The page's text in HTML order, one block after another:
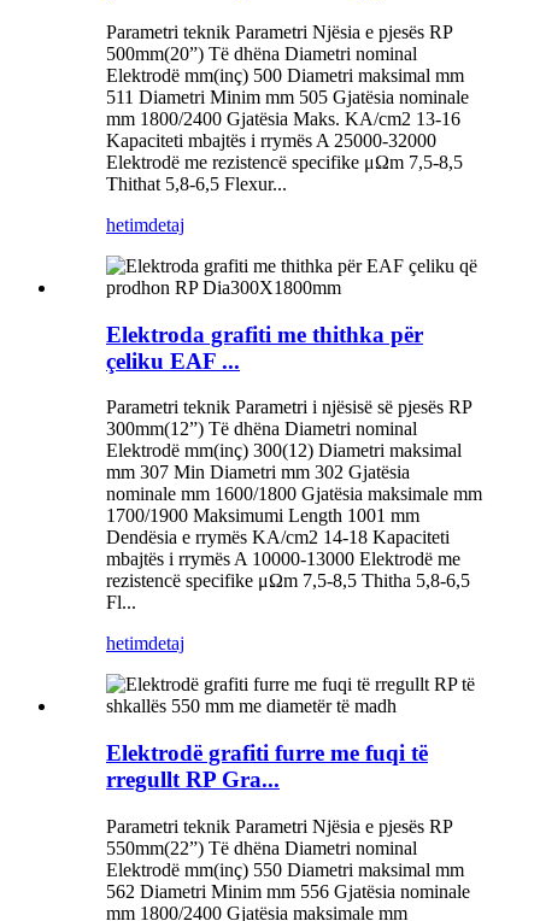
Parametri teknik Parametri Njësia e pjesës RP
500mm(20”) Të dhëna Diametri nominal
Elektrodë mm(inç) 500 Diametri maksimal mm
511 Diametri Minim mm 505 Gjatësia nominale
mm 1800/2400 Gjatësia Maks. KA/cm2 13-16
Kapaciteti mbajtës i rrymës A 25000-32000
Elektrodë me rezistencë specifike μΩm 7,5-8,5
Thithat 5,8-6,5 Flexur...
hetimdetaj
Elektroda grafiti me thithka për
çeliku EAF ...
Parametri teknik Parametri i njësisë së pjesës RP
300mm(12”) Të dhëna Diametri nominal
Elektrodë mm(inç) 300(12) Diametri maksimal
mm 307 Min Diametri mm 302 Gjatësia
nominale mm 1600/1800 Gjatësia maksimale mm
1700/1900 Maksimumi Length 1001 mm
Dendësia e rrymës KA/cm2 14-18 Kapaciteti
mbajtës i rrymës A 10000-13000 Elektrodë me
rezistencë specifike μΩm 7,5-8,5 Thitha 5,8-6,5
Fl...
hetimdetaj
Elektrodë grafiti furre me fuqi të
rregullt RP Gra...
Parametri teknik Parametri Njësia e pjesës RP
550mm(22”) Të dhëna Diametri nominal
Elektrodë mm(inç) 550 Diametri maksimal mm
562 Diametri Minim mm 556 Gjatësia nominale
mm 1800/2400 Gjatësia maksimale mm